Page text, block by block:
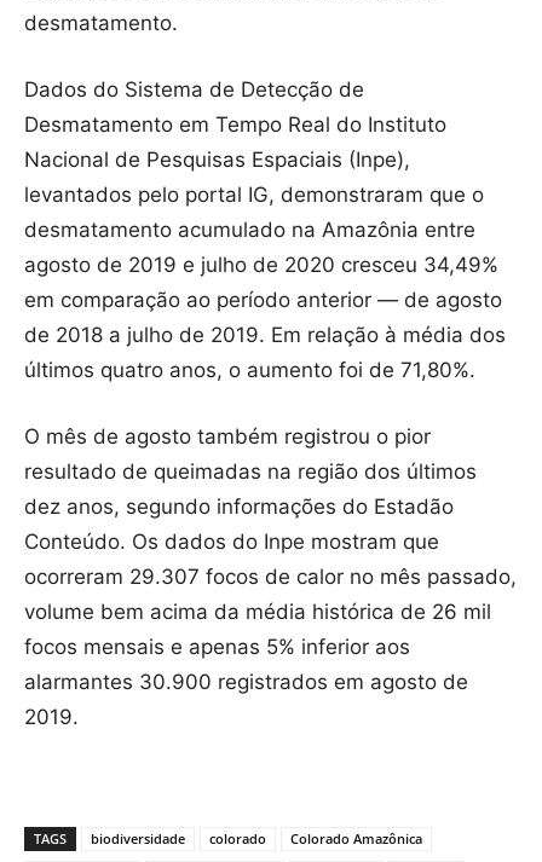
desmatamento.
Dados do Sistema de Detecção de
Desmatamento em Tempo Real do Instituto
Nacional de Pesquisas Espaciais (Inpe),
levantados pelo portal IG, demonstraram que o
desmatamento acumulado na Amazônia entre
agosto de 2019 e julho de 2020 cresceu 34,49%
em comparação ao período anterior — de agosto
de 2018 a julho de 2019. Em relação à média dos
últimos quatro anos, o aumento foi de 71,80%.
O mês de agosto também registrou o pior
resultado de queimadas na região dos últimos
dez anos, segundo informações do Estadão
Conteúdo. Os dados do Inpe mostram que
ocorreram 29.307 focos de calor no mês passado,
volume bem acima da média histórica de 26 mil
focos mensais e apenas 5% inferior aos
alarmantes 30.900 registrados em agosto de
2019.
TAGS biodiversidade colorado
Colorado Amazônica